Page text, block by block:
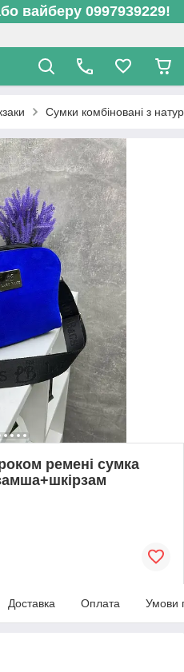
вайберу 0997939229!
Сумки комбіновані з
ремені сумка
Доставка Оплата Умови